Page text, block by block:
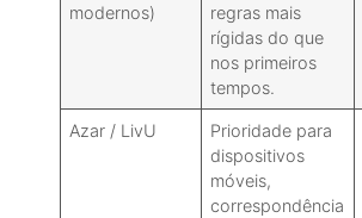
modernos)
regras mais
rígidas do que
nos primeiros
tempos.
Azar / LivU
Prioridade para
dispositivos
móveis,
correspondência